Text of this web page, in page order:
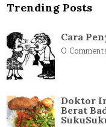
Trending Posts
Cara
0
Doktor
Berat